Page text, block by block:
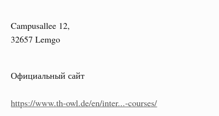
Campusallee 12,
32657 Lemgo
Официальный сайт
https://www.th-owl.de/en/inter...-courses/